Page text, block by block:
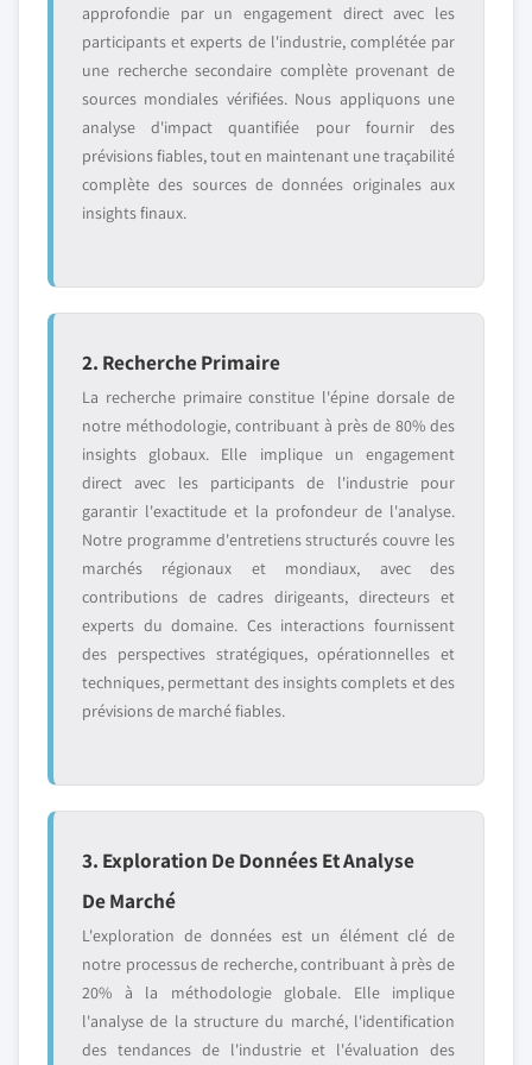
approfondie par un engagement direct avec les
participants et experts de l'industrie, complétée par
une recherche secondaire complète provenant de
sources mondiales vérifiées. Nous appliquons une
analyse d'impact quantifiée pour fournir des
prévisions fiables, tout en maintenant une traçabilité
complète des sources de données originales aux
insights finaux.
2. Recherche Primaire
La recherche primaire constitue l'épine dorsale de
notre méthodologie, contribuant à près de 80% des
insights globaux. Elle implique un engagement
direct avec les participants de l'industrie pour
garantir l'exactitude et la profondeur de l'analyse.
Notre programme d'entretiens structurés couvre les
marchés régionaux et mondiaux, avec des
contributions de cadres dirigeants, directeurs et
experts du domaine. Ces interactions fournissent
des perspectives stratégiques, opérationnelles et
techniques, permettant des insights complets et des
prévisions de marché fiables.
3. Exploration De Données Et Analyse
De Marché
L'exploration de données est un élément clé de
notre processus de recherche, contribuant à près de
20% à la méthodologie globale. Elle implique
l'analyse de la structure du marché, l'identification
des tendances de l'industrie et l'évaluation des